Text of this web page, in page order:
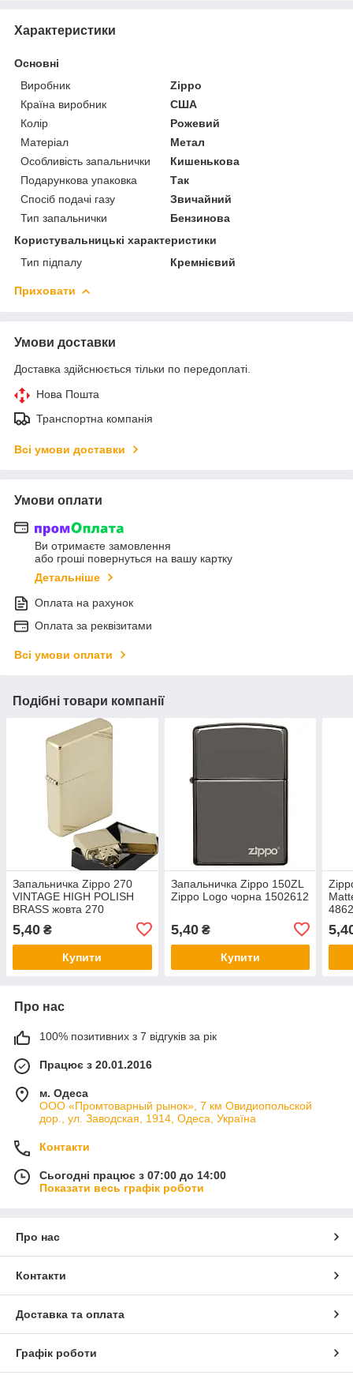
Характеристики
Основні
Виробник
Zippo
Країна виробник
США
Колір
Рожевий
Матеріал
Метал
Особливість запальнички
Кишенькова
Подарункова упаковка
Так
Спосіб подачі газу
Звичайний
Тип запальнички
Бензинова
Користувальницькі характеристики
Тип підпалу
Кремнієвий
Приховати
Умови доставки
Доставка здійснюється тільки по передоплаті.
Нова Пошта
Транспортна компанія
Всі умови доставки
Умови оплати
Ви отримаєте замовлення
або гроші повернуться на вашу картку
Детальніше
Оплата на рахунок
Оплата за реквізитами
Всі умови оплати
Подібні товари компанії
Запальничка Zippo 270
VINTAGE HIGH POLISH
BRASS жовта 270
5,40 ₴
Купити
Запальничка Zippo 150ZL
Zippo Logo чорна 1502612
5,40₴
Купити
Про нас
100% позитивних з 7 відгуків за рік
Працює з 20.01.2016
м. Одеса
ООО «Промтоварный рынок», 7 км Овидиопольской
дор., ул. Заводская, 1914, Одеса, Україна
Контакти
Сьогодні працює з 07:00 до 14:00
Показати весь графік роботи
Про нас
Контакти
Доставка та оплата
Графік роботи